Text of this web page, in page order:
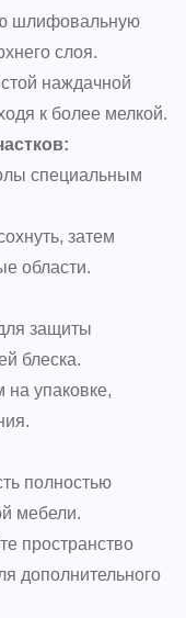
шлифовальную
слоя.
наждачной
к более мелкой.
специальным
затем
области.
защиты
блеска.
упаковке,
полностью
мебели.
пространство
дополнительного